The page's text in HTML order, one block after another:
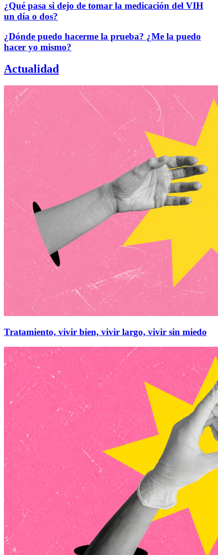
¿Qué pasa si dejo de tomar la medicación del VIH
un día o dos?
¿Dónde puedo hacerme la prueba? ¿Me la puedo
hacer yo mismo?
Actualidad
Tratamiento, vivir bien, vivir largo, vivir sin miedo